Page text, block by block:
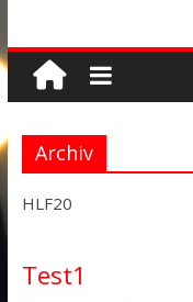
Archiv
HLF20
Test1